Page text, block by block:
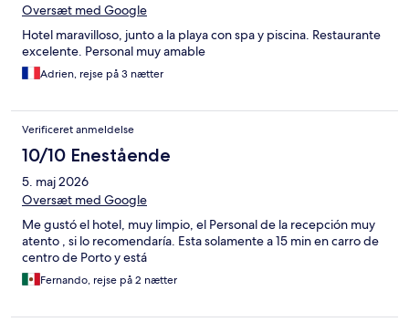
Oversæt med Google
Hotel maravilloso, junto a la playa con spa y piscina. Restaurante
excelente. Personal muy amable
Adrien, rejse på 3 nætter
Verificeret anmeldelse
10/10 Enestående
5. maj 2026
Oversæt med Google
Me gustó el hotel, muy limpio, el Personal de la recepción muy
atento , si lo recomendaría. Esta solamente a 15 min en carro de
centro de Porto y está
Fernando, rejse på 2 nætter